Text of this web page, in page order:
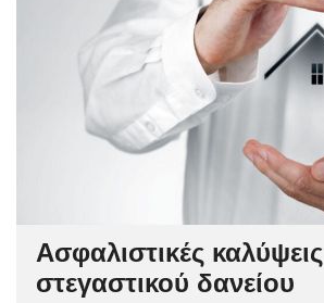
Ασφαλιστικές καλύψεις
στεγαστικού δανείου